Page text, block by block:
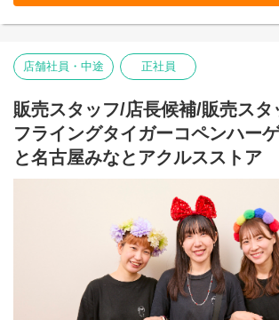
お客様だけでなく、スタッフも自然に笑顔にな
Flying Tiger Copenhagenという場所です。
私たちのチームの一員になりませんか。
■お店の雰囲気はブログでご覧いただけます！
https://blog.jp.flyingtiger.com/brand/flying-
店舗社員・中途 正社員
販売スタッフ/店長候補/販売スタ
フライングタイガーコペンハー
と名古屋みなとアクルスストア